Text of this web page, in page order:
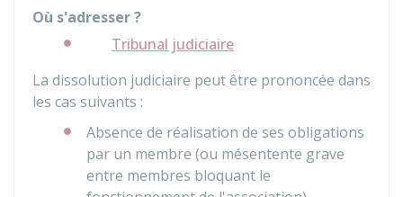
Où s'adresser ?
Tribunal judiciaire
La dissolution judiciaire peut être prononcée dans
les cas suivants :
Absence de réalisation de ses obligations
par un membre (ou mésentente grave
entre membres bloquant le